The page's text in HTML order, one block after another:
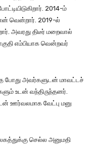
2014-ம்
வென்றார். 2019-ல்
அவரது திடீர் மறைவால்
எம்பியாக வென்றவர்
போது அவர்களுடன் மாவட்டச்
உடன் வந்திருந்தனர்.
ஊர்வலமாக வேட்பு மனு
செல்ல அனுமதி